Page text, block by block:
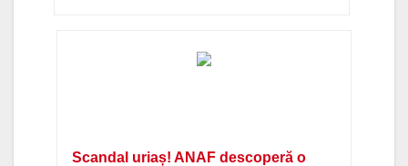
Scandal uriaș! ANAF descoperă o